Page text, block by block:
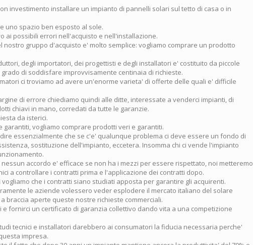
investimento installare un impianto di pannelli solari sul tetto di casa o in
uno spazio ben esposto al sole.
ai possibili errori nell'acquisto e nell'installazione.
nostro gruppo d'acquisto e' molto semplice: vogliamo comprare un prodotto
degli importatori, dei progettisti e degli installatori e' costituito da piccole
di soddisfare improvvisamente centinaia di richieste.
ci troviamo ad avere un'enorme varieta' di offerte delle quali e' difficile
di errore chiediamo quindi alle ditte, interessate a venderci impianti, di
chiavi in mano, corredati da tutte le garanzie.
da isterici.
garantiti, vogliamo comprare prodotti veri e garantiti.
essenzialmente che se c'e' qualunque problema ci deve essere un fondo di
sostituzione dell'impianto, eccetera. Insomma chi ci vende l'impianto
nessun accordo e' efficace se non ha i mezzi per essere rispettato, noi metteremo
a controllare i contratti prima e l'applicazione dei contratti dopo.
vogliamo che i contratti siano studiati apposta per garantire gli acquirenti.
le aziende volessero veder esplodere il mercato italiano del solare
braccia aperte queste nostre richieste commerciali.
e fornirci un certificato di garanzia collettivo dando vita a una competizione
tecnici e installatori darebbero ai consumatori la fiducia necessaria perche'
impresa.